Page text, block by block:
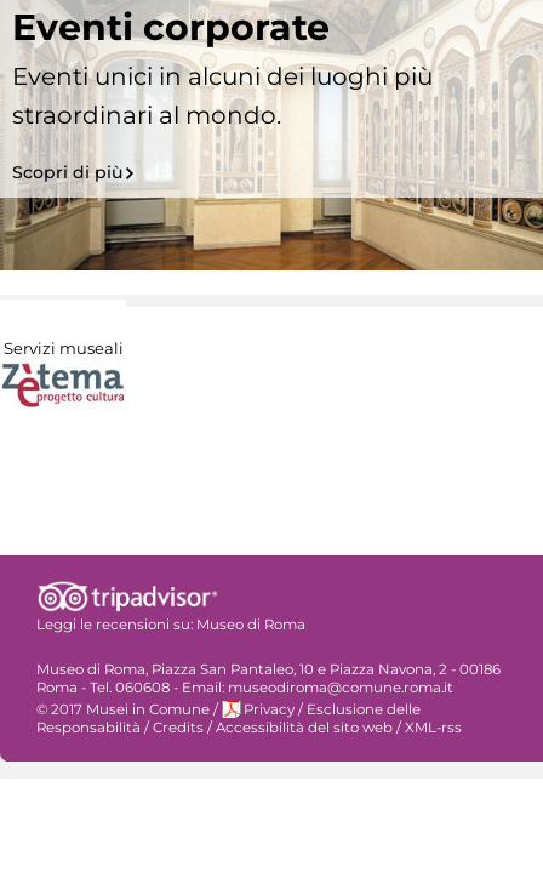
Eventi corporate
Eventi unici in alcuni dei luoghi più
straordinari al mondo.
Scopri di più
Servizi museali
Leggi le recensioni su: Museo di Roma
Museo di Roma, Piazza San Pantaleo, 10 e Piazza Navona, 2 - 00186
Roma - Tel. 060608 - Email: museodiroma@comune.roma.it
© 2017 Musei in Comune / Privacy / Esclusione delle
Responsabilità /Credits /Accessibilità del sito web /XML-rss